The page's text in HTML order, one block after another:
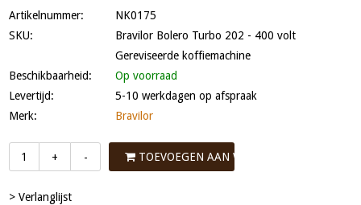
Artikelnummer:
NK0175
SKU:
Bravilor Bolero Turbo 202 - 400 volt
Gereviseerde koffiemachine
Beschikbaarheid:
Op voorraad
Levertijd:
5-10 werkdagen op afspraak
Merk:
Bravilor
+ - TOEVOEGEN AAN WINKELWAGEN
> Verlanglijst